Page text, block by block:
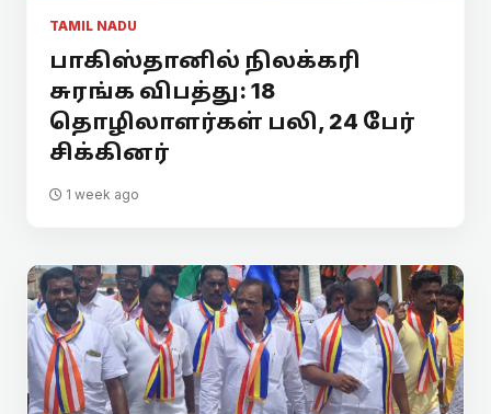
TAMIL NADU
பாகிஸ்தானில் நிலக்கரி
சுரங்க விபத்து: 18
தொழிலாளர்கள் பலி, 24 பேர்
சிக்கினர்
1 week ago